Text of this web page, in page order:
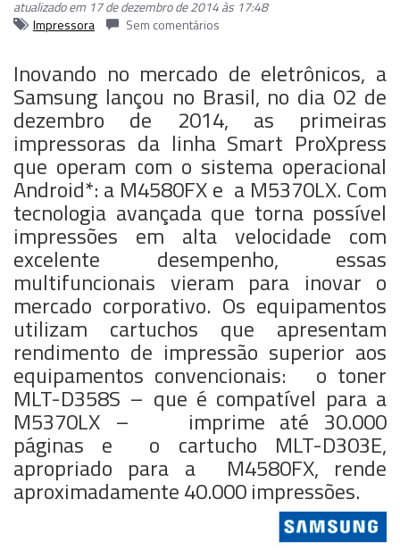
atualizado em 17 de dezembro de 2014 às 17:48
Impressora
Sem comentários
Inovando no mercado de eletrônicos, a
Samsung lançou no Brasil, no dia 02 de
dezembro de 2014, as primeiras
impressoras da linha Smart ProXpress
que operam com o sistema operacional
Android*: a M4580FX e a M5370LX. Com
tecnologia avançada que torna possível
impressões em alta velocidade com
excelente desempenho, essas
multifuncionais vieram para inovar o
mercado corporativo. Os equipamentos
utilizam cartuchos que apresentam
rendimento de impressão superior aos
equipamentos convencionais: o toner
MLT-D358S – que é compatível para a
M5370LX – imprime até 30.000
páginas e o cartucho MLT-D303E,
apropriado para a M4580FX, rende
aproximadamente 40.000 impressões.